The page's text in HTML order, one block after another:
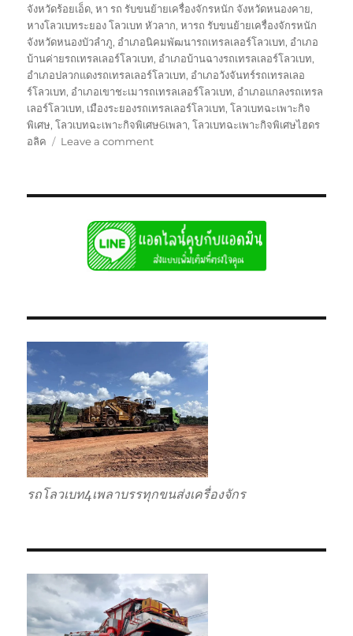
จังหวัดร้อยเอ็ด,หา รถ รับขนย้ายเครื่องจักรหนัก จังหวัดหนองคาย,
หางโลวเบทระยอง โลวเบท หัวลาก,หารถ รับขนย้ายเครื่องจักรหนัก
จังหวัดหนองบัวลำภู, อำเภอนิคมพัฒนารถเทรลเลอร์โลวเบท, อำเภอ
บ้านค่ายรถเทรลเลอร์โลวเบท, อำเภอบ้านฉางรถเทรลเลอร์โลวเบท,
อำเภอปลวกแดงรถเทรลเลอร์โลวเบท, อำเภอวังจันทร์รถเทรลเลอ
ร์โลวเบท, อำเภอเขาชะเมารถเทรลเลอร์โลวเบท, อำเภอแกลงรถเทรล
เลอร์โลวเบท, เมืองระยองรถเทรลเลอร์โลวเบท,โลวเบทฉะเพาะกิจ
พิเศษ,โลวเบทฉะเพาะกิจพิเศษ6เพลา,โลวเบทฉะเพาะกิจพิเศษไฮดร
อลิค
Leave a commenton
บรรทุก
รับ
ส่ง
ไป
กลับ
รวม
รถโลวเบท4เพลาบรรทุกขนส่งเครื่องจักร